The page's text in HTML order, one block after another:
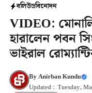
বলিউডবিনোদন
VIDEO:
হারালেন পবন
ভাইরাল
ByAnirban Kundu
Updated : Tuesday,